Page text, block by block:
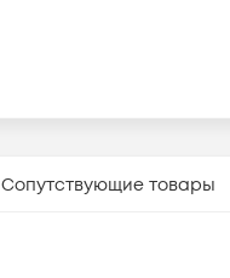
Сопутствующие товары